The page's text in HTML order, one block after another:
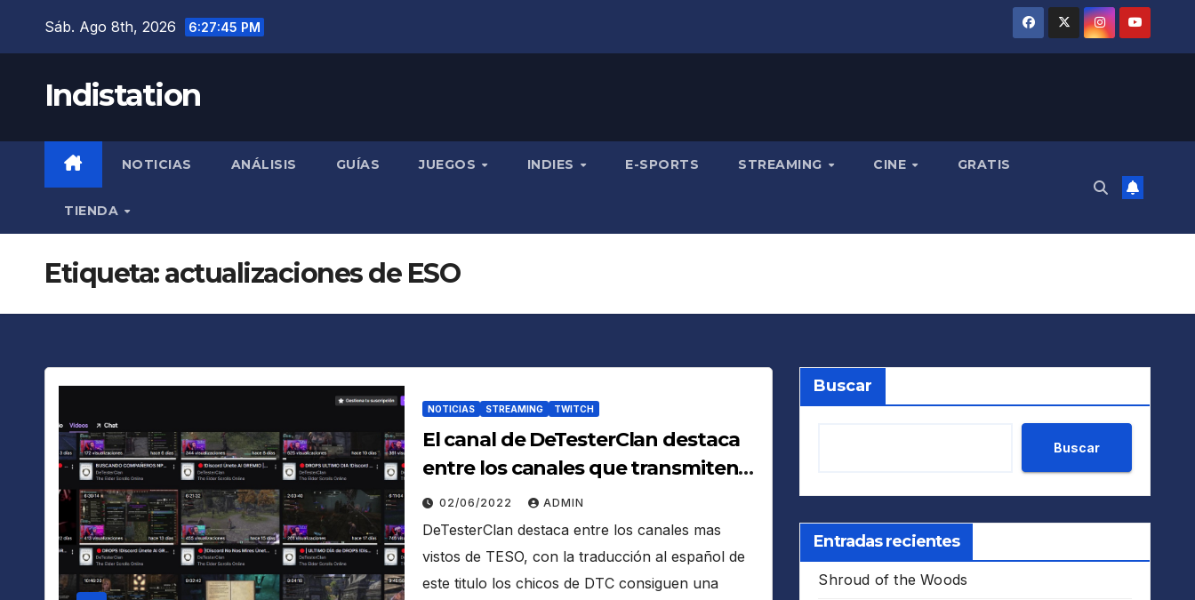
Sáb. Ago 8th, 2026 6:27:46 PM
Indistation
NOTICIAS ANÁLISIS GUÍAS JUEGOS INDIES E-SPORTS STREAMING CINE GRATIS
TIENDA
Etiqueta:actualizaciones de ESO
NOTICIAS STREAMING TWITCH
El canal de DeTesterClan destaca
entre los canales que transmiten
The Elder Scrolls Online
02/06/2022 ADMIN
DeTesterClan destaca entre los canales mas
vistos de TESO, con la traducción al español de
este titulo los chicos de DTC consiguen una
Buscar
Buscar
Entradas recientes
Shroud of the Woods